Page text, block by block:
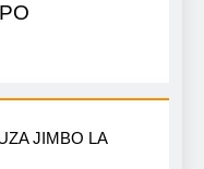
JIMBO LA